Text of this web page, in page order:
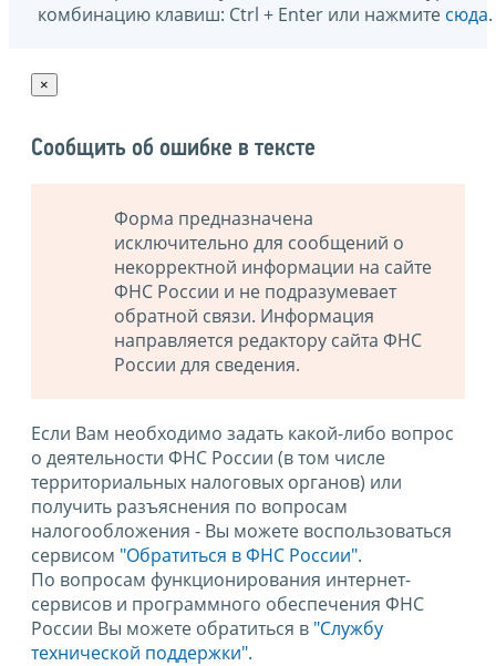
комбинацию клавиш: Ctrl + Enter или нажмите сюда.
×
Сообщить об ошибке в тексте
Форма предназначена
исключительно для сообщений о
некорректной информации на сайте
ФНС России и не подразумевает
обратной связи. Информация
направляется редактору сайта ФНС
России для сведения.
Если Вам необходимо задать какой-либо вопрос
о деятельности ФНС России (в том числе
территориальных налоговых органов) или
получить разъяснения по вопросам
налогообложения - Вы можете воспользоваться
сервисом "Обратиться в ФНС России".
По вопросам функционирования интернет-
сервисов и программного обеспечения ФНС
России Вы можете обратиться в "Службу
технической поддержки".